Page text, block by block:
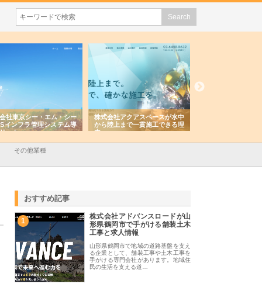
社東京シー・エム・シー
インフラ管理システム導
ット
株式会社アクアスペースが水中
から陸上まで一貫施工できる理
由
その他業種
おすすめ記事
1
株式会社アドバンスロードが山
形県鶴岡市で手がける舗装土木
工事と求人情報
山形県鶴岡市で地域の道路基盤を支え
る企業として、舗装工事や土木工事を
手がける専門会社があります。地域住
民の生活を支える道…